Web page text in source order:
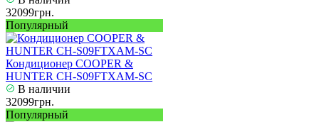
32099грн.
Популярный
Кондиционер COOPER &
HUNTER CH-S09FTXAM-SC
В наличии
32099грн.
Популярный